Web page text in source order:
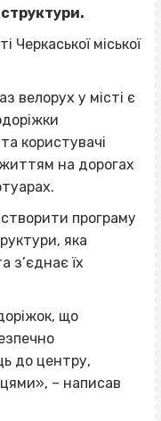
Черкаської міської
велорух у місті є
користувачі
на дорогах
програму
яка
з’єднає їх
що
до центру,
– написав